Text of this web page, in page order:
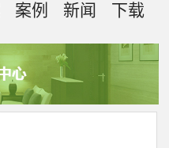
案例 新闻 下载